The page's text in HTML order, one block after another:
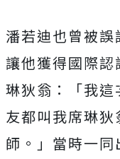
潘若迪也曾被誤
讓他獲得國際
琳狄翁：「我這
友都叫我席琳狄
師。」當時一